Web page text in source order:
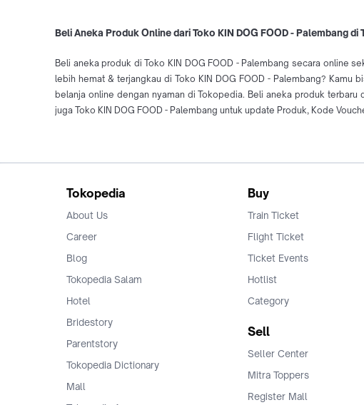
Beli Aneka Produk Online dari Toko KIN DOG FOOD - Palembang di
Beli aneka produk di Toko KIN DOG FOOD - Palembang secara online
lebih hemat & terjangkau di Toko KIN DOG FOOD - Palembang?
belanja online dengan nyaman di Tokopedia. Beli aneka produk
juga Toko KIN DOG FOOD - Palembang untuk update Produk, Kode
Tokopedia
About Us
Career
Blog
Tokopedia Salam
Hotel
Bridestory
Parentstory
Tokopedia Dictionary
Mall
Buy
Train Ticket
Flight Ticket
Ticket Events
Hotlist
Category
Sell
Seller Center
Mitra Toppers
Register Mall